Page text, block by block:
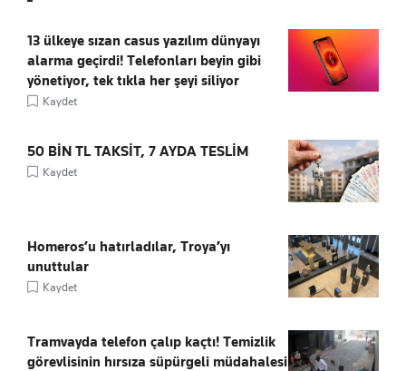
13 ülkeye sızan casus yazılım dünyayı
alarma geçirdi! Telefonları beyin gibi
yönetiyor, tek tıkla her şeyi siliyor
Kaydet
50 BİN TL TAKSİT, 7 AYDA TESLİM
Kaydet
Homeros’u hatırladılar, Troya’yı
unuttular
Kaydet
Tramvayda telefon çalıp kaçtı! Temizlik
görevlisinin hırsıza süpürgeli müdahalesi